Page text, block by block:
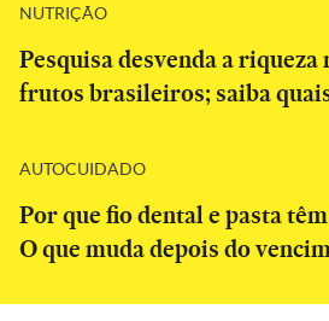
NUTRIÇÃO
Pesquisa desvenda a
frutos brasileiros; saiba
AUTOCUIDADO
Por que fio dental e pasta
O que muda depois do